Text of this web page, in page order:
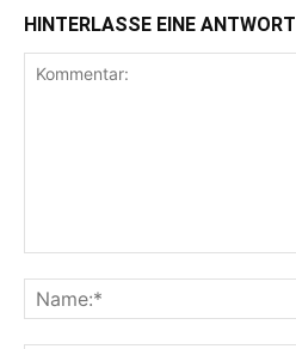
HINTERLASSE EINE ANTWORT